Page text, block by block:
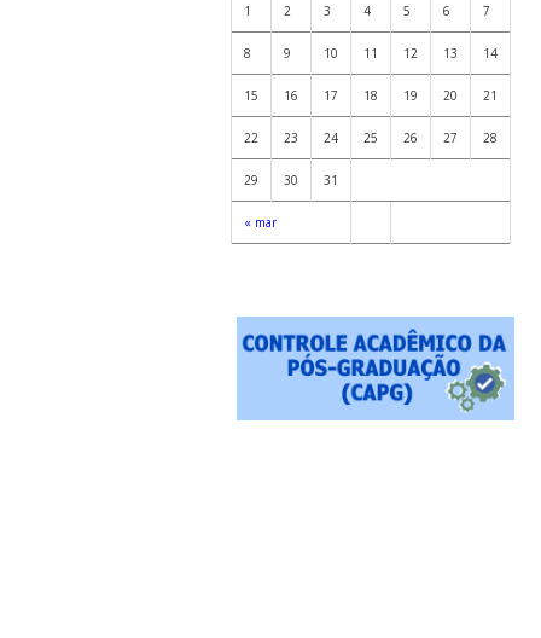
« mar
1 2 3 4 5 6 7
8 9 10 11 12 13 14
15 16 17 18 19 20 21
22 23 24 25 26 27 28
29 30 31